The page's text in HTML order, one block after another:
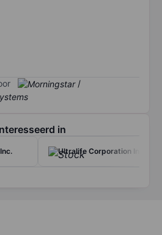
/
in
Ultralife Corporation Inc.